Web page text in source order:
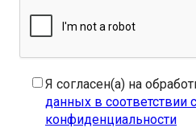
Я согласен(а) на
данных в соответствии
конфиденциальности